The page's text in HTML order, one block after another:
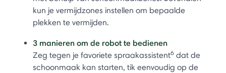
kun je vermijdzones instellen om bepaalde
plekken te vermijden.
3 manieren om de robot te bedienen
Zeg tegen je favoriete spraakassistent6 dat de
schoonmaak kan starten, tik eenvoudig op de